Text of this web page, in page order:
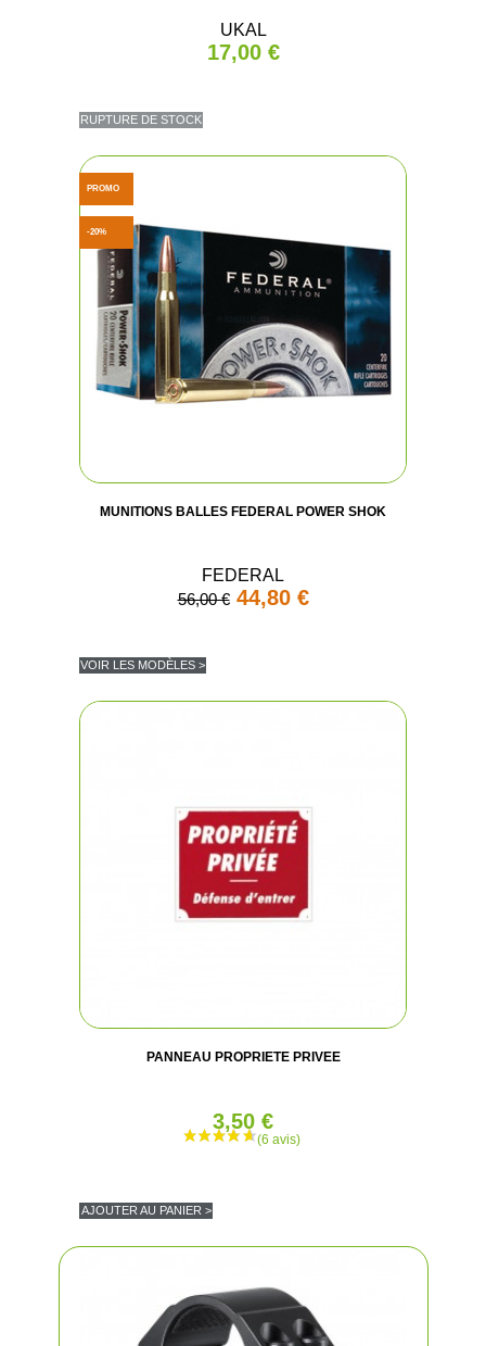
UKAL
17,00 €
RUPTURE DE STOCK
MUNITIONS BALLES FEDERAL POWER SHOK
FEDERAL
56,00 € 44,80 €
VOIR LES MODÈLES >
PROMO
-20%
PANNEAU PROPRIETE PRIVEE
3,50 €
AJOUTER AU PANIER >